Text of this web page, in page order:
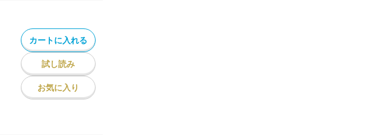
カートに入れる
試し読み
お気に入り